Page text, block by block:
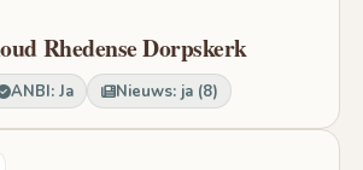
Rhedense Dorpskerk
ANBI: Ja Nieuws: ja (8)